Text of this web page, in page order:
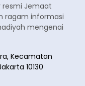
resmi Jemaat
ragam informasi
mengenai
Kecamatan
10130